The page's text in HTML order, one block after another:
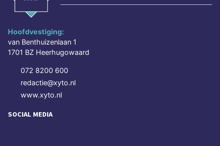
Hoofdvestiging:
van Benthuizenlaan 1
1701 BZ Heerhugowaard
072 8200 600
redactie@xyto.nl
www.xyto.nl
SOCIAL MEDIA